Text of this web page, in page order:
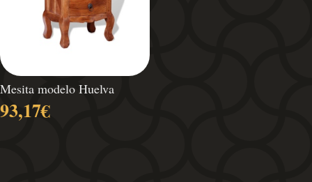
Mesita modelo Huelva
93,17€